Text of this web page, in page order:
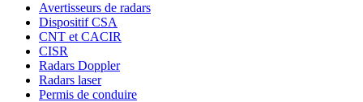
Avertisseurs de radars
Dispositif CSA
CNT et CACIR
CISR
Radars Doppler
Radars laser
Permis de conduire